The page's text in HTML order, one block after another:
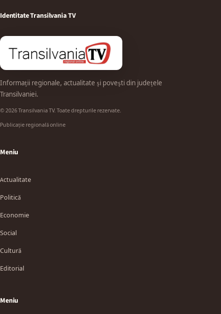
Identitate Transilvania TV
Informații regionale, actualitate și povești din județele
Transilvaniei.
© 2026 Transilvania TV. Toate drepturile rezervate.
Publicație regională online
Meniu
Actualitate
Politică
Economie
Social
Cultură
Editorial
Meniu